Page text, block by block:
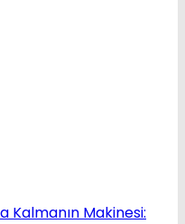
Kalmanın Makinesi: